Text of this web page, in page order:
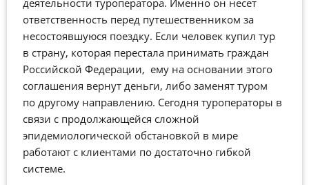
ответственность перед путешественником за
несостоявшуюся поездку. Если человек купил тур
в страну, которая перестала принимать граждан
Российской Федерации, ему на основании этого
соглашения вернут деньги, либо заменят туром
по другому направлению. Сегодня туроператоры в
связи с продолжающейся сложной
эпидемиологической обстановкой в мире
работают с клиентами по достаточно гибкой
системе.